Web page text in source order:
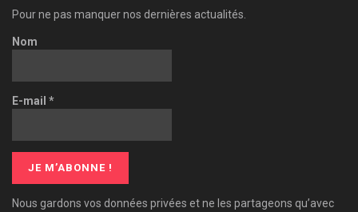
Pour ne pas manquer nos dernières actualités.
Nom
E-mail *
Nous gardons vos données privées et ne les partageons qu’avec